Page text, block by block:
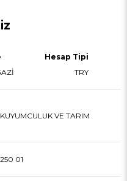
Hesap Tipi
TRY
VE TARIM
01